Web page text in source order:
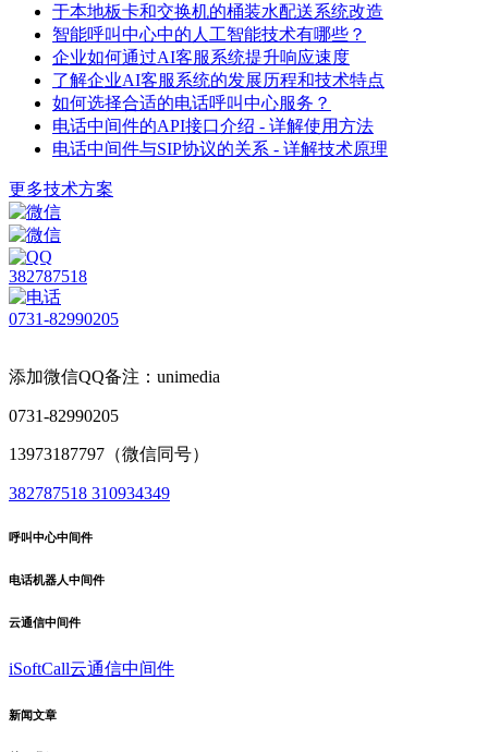
于本地板卡和交换机的桶装水配送系统改造
智能呼叫中心中的人工智能技术有哪些？
企业如何通过AI客服系统提升响应速度
了解企业AI客服系统的发展历程和技术特点
如何选择合适的电话呼叫中心服务？
电话中间件的API接口介绍 - 详解使用方法
电话中间件与SIP协议的关系 - 详解技术原理
更多技术方案
382787518
0731-82990205
添加微信QQ备注：unimedia
0731-82990205
13973187797（微信同号）
382787518 310934349
呼叫中心中间件
电话机器人中间件
云通信中间件
iSoftCall云通信中间件
新闻文章